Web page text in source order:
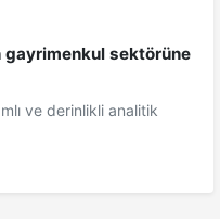
gayrimenkul sektörüne
ve derinlikli analitik